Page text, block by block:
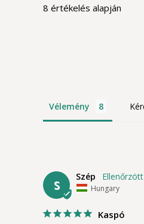
8 értékelés alapján
Vélemény
S
Szép
Hungary
Kaspó